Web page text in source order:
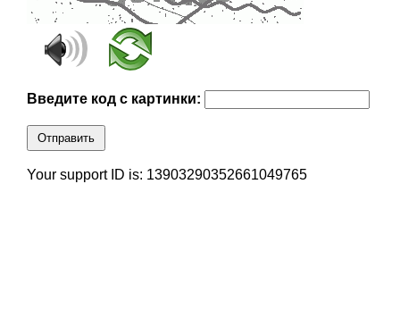
Введите код с картинки:
Отправить
Your support ID is: 13903290352661049765